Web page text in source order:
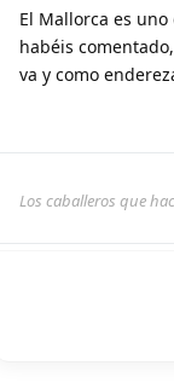
El Mallorca es
habéis
va y como
Los caballeros que